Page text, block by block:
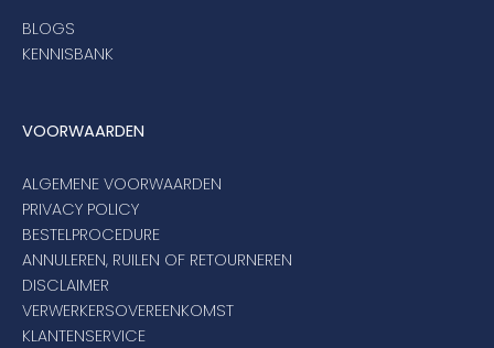
BLOGS
KENNISBANK
VOORWAARDEN
ALGEMENE VOORWAARDEN
PRIVACY POLICY
BESTELPROCEDURE
ANNULEREN, RUILEN OF RETOURNEREN
DISCLAIMER
VERWERKERSOVEREENKOMST
KLANTENSERVICE